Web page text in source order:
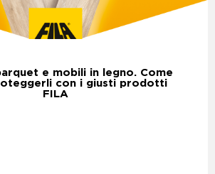
e mobili in legno. Come
con i giusti prodotti
FILA